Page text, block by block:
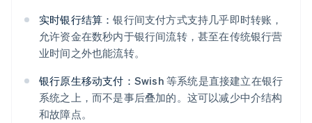
实时银行结算：银行间支付方式支持几乎即时转账，
允许资金在数秒内于银行间流转，甚至在传统银行营
业时间之外也能流转。
银行原生移动支付： Swish 等系统是直接建立在银行
系统之上，而不是事后叠加的。这可以减少中介结构
和故障点。